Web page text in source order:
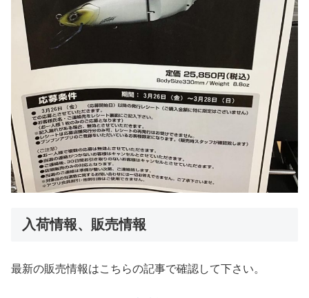
入荷情報、販売情報
最新の販売情報はこちらの記事で確認して下さい。